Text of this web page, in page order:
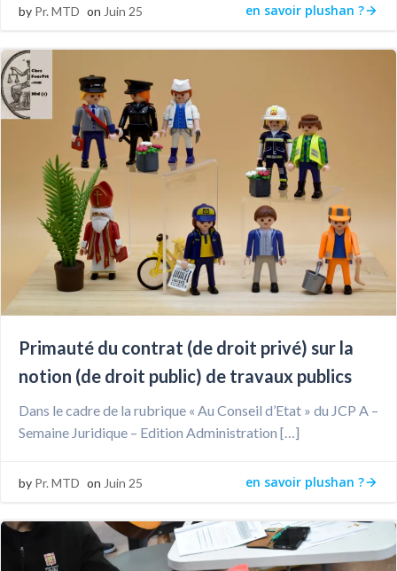
by Pr. MTD on Juin 25 en savoir plushan ?
Primauté du contrat (de droit privé) sur la
notion (de droit public) de travaux publics
Dans le cadre de la rubrique « Au Conseil d’Etat » du JCP A –
Semaine Juridique – Edition Administration […]
by Pr. MTD on Juin 25 en savoir plushan ?